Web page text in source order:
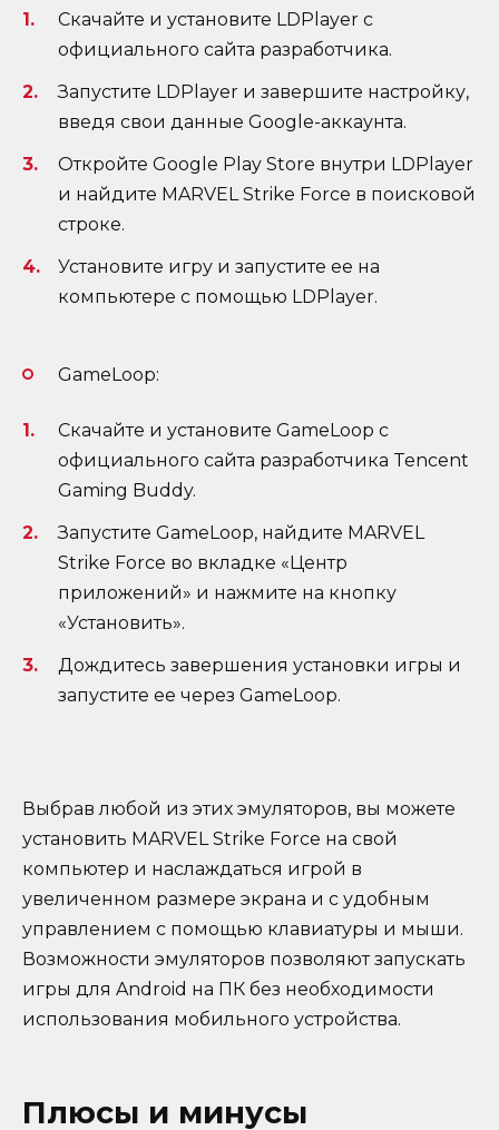
Скачайте и установите LDPlayer с
официального сайта разработчика.
Запустите LDPlayer и завершите настройку,
введя свои данные Google-аккаунта.
Откройте Google Play Store внутри LDPlayer
и найдите MARVEL Strike Force в поисковой
строке.
Установите игру и запустите ее на
компьютере с помощью LDPlayer.
GameLoop:
Скачайте и установите GameLoop с
официального сайта разработчика Tencent
Gaming Buddy.
Запустите GameLoop, найдите MARVEL
Strike Force во вкладке «Центр
приложений» и нажмите на кнопку
«Установить».
Дождитесь завершения установки игры и
запустите ее через GameLoop.
Выбрав любой из этих эмуляторов, вы можете
установить MARVEL Strike Force на свой
компьютер и наслаждаться игрой в
увеличенном размере экрана и с удобным
управлением с помощью клавиатуры и мыши.
Возможности эмуляторов позволяют запускать
игры для Android на ПК без необходимости
использования мобильного устройства.
Плюсы и минусы